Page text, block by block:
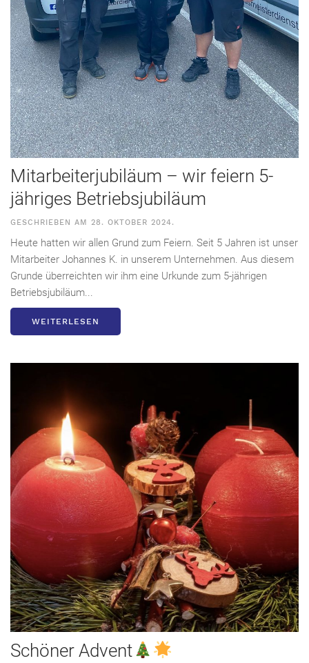
Mitarbeiterjubiläum – wir feiern 5-
jähriges Betriebsjubiläum
GESCHRIEBEN AM 28. OKTOBER 2024.
Heute hatten wir allen Grund zum Feiern. Seit 5 Jahren ist unser
Mitarbeiter Johannes K. in unserem Unternehmen. Aus diesem
Grunde überreichten wir ihm eine Urkunde zum 5-jährigen
Betriebsjubiläum...
WEITERLESEN
Schöner Advent